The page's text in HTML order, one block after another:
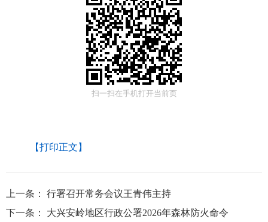
扫一扫在手机打开当前页
【打印正文】
上一条：
行署召开常务会议王青伟主持
下一条：
大兴安岭地区行政公署2026年森林防火命令